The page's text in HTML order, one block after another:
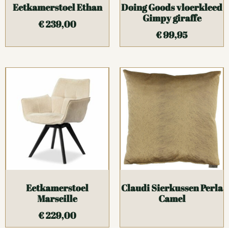
Eetkamerstoel Ethan
€239,00
Doing Goods vloerkleed
Gimpy giraffe
€99,95
Eetkamerstoel
Marseille
€229,00
Claudi Sierkussen Perla
Camel